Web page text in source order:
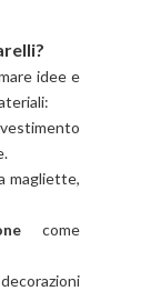
idee e
magliette,
come